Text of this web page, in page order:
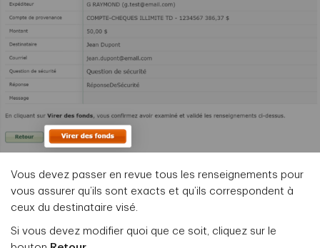
Vous devez passer en revue tous les renseignements pour
vous assurer qu’ils sont exacts et qu’ils correspondent à
ceux du destinataire visé.
Si vous devez modifier quoi que ce soit, cliquez sur le